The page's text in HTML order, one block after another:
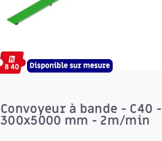
Convoyeur à bande - C40 -
300x5000 mm - 2m/min